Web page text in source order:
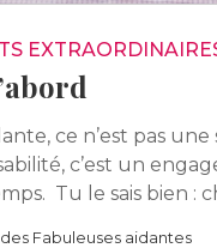
ce n’est pas une
c’est un
Tu le sais bien :
Fabuleuses aidantes